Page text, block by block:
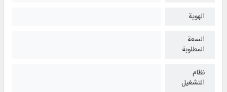
الهوية
السعة
المطلوبة
نظام
التشغیل